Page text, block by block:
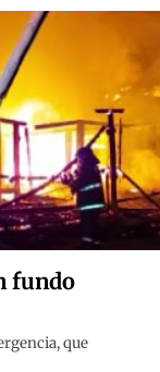
fundo
que